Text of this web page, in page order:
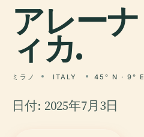
アレーナ
ィカ.
ミラノ ITALY 45° N · 9° E
日付: 2025年7月3日